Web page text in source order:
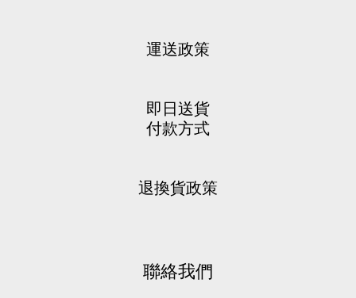
運送政策
即日送貨
付款方式
退換貨政策
聯絡我們